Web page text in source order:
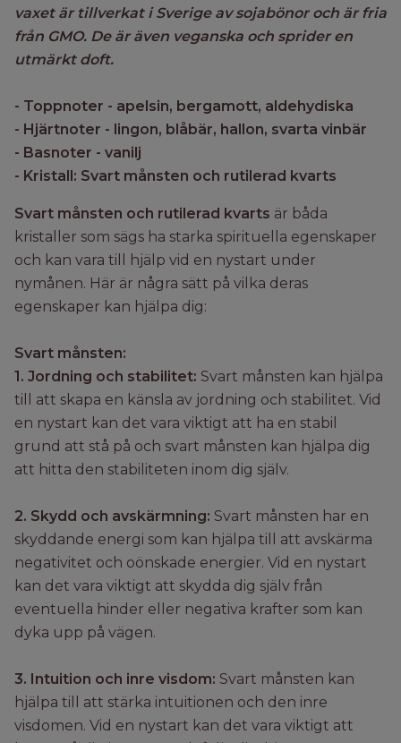
vaxet är tillverkat i Sverige av sojabönor och är fria
från GMO. De är även veganska och sprider en
utmärkt doft.
- Toppnoter - apelsin, bergamott, aldehydiska
- Hjärtnoter - lingon, blåbär, hallon, svarta vinbär
- Basnoter - vanilj
- Kristall: Svart månsten och rutilerad kvarts
Svart månsten och rutilerad kvarts är båda
kristaller som sägs ha starka spirituella egenskaper
och kan vara till hjälp vid en nystart under
nymånen. Här är några sätt på vilka deras
egenskaper kan hjälpa dig:
Svart månsten:
1. Jordning och stabilitet: Svart månsten kan hjälpa
till att skapa en känsla av jordning och stabilitet. Vid
en nystart kan det vara viktigt att ha en stabil
grund att stå på och svart månsten kan hjälpa dig
att hitta den stabiliteten inom dig själv.
2. Skydd och avskärmning: Svart månsten har en
skyddande energi som kan hjälpa till att avskärma
negativitet och oönskade energier. Vid en nystart
kan det vara viktigt att skydda dig själv från
eventuella hinder eller negativa krafter som kan
dyka upp på vägen.
3. Intuition och inre visdom: Svart månsten kan
hjälpa till att stärka intuitionen och den inre
visdomen. Vid en nystart kan det vara viktigt att